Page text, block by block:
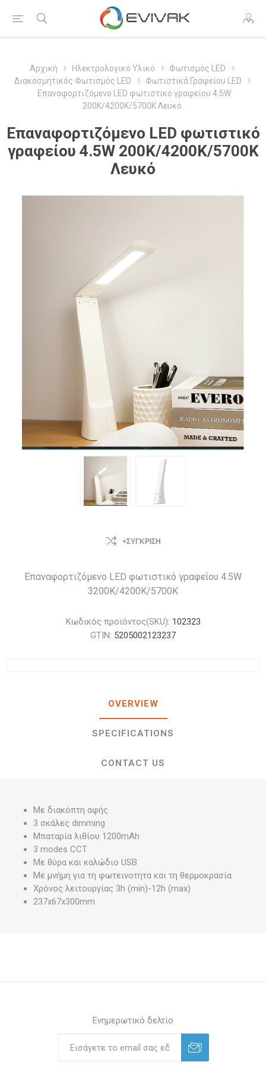
Αρχική Ηλεκτρολογικό Υλικό
Φωτισμός LED
Διακοσμητικός Φωτισμός LED
Φωτιστικά Γραφείου LED
Επαναφορτιζόμενο LED φωτιστικό γραφείου 4.5W
200K/4200K/5700K Λευκό
Επαναφορτιζόμενο LED φωτιστικό
γραφείου 4.5W 200K/4200K/5700K
Λευκό
+ΣΎΓΚΡΙΣΗ
Επαναφορτιζόμενο LED φωτιστικό γραφείου 4.5W
3200K/4200K/5700K
Κωδικός προϊόντος(SKU): 102323
GTIN: 5205002123237
OVERVIEW
SPECIFICATIONS
CONTACT US
Με διακόπτη αφής
3 σκάλες dimming
Μπαταρία λιθίου 1200mAh
3 modes CCT
Με θύρα και καλώδιο USB
Με μνήμη για τη φωτεινοτητα και τη θερμοκρασία
Χρόνος λειτουργίας 3h (min)-12h (max)
237x67x300mm
Ενημερωτικό δελτίο